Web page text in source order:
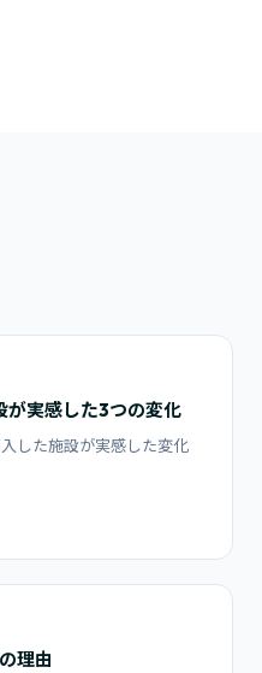
が実感した3つの変化
した施設が実感した変化
理由